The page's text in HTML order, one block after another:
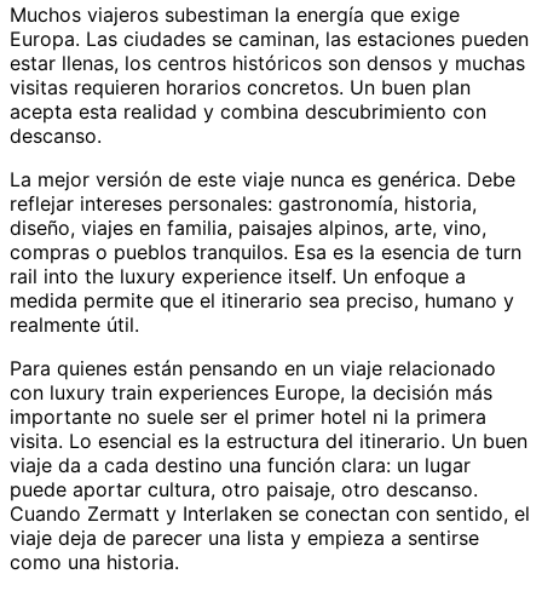
Muchos viajeros subestiman la energía que exige
Europa. Las ciudades se caminan, las estaciones pueden
estar llenas, los centros históricos son densos y muchas
visitas requieren horarios concretos. Un buen plan
acepta esta realidad y combina descubrimiento con
descanso.
La mejor versión de este viaje nunca es genérica. Debe
reflejar intereses personales: gastronomía, historia,
diseño, viajes en familia, paisajes alpinos, arte, vino,
compras o pueblos tranquilos. Esa es la esencia de turn
rail into the luxury experience itself. Un enfoque a
medida permite que el itinerario sea preciso, humano y
realmente útil.
Para quienes están pensando en un viaje relacionado
con luxury train experiences Europe, la decisión más
importante no suele ser el primer hotel ni la primera
visita. Lo esencial es la estructura del itinerario. Un buen
viaje da a cada destino una función clara: un lugar
puede aportar cultura, otro paisaje, otro descanso.
Cuando Zermatt y Interlaken se conectan con sentido, el
viaje deja de parecer una lista y empieza a sentirse
como una historia.